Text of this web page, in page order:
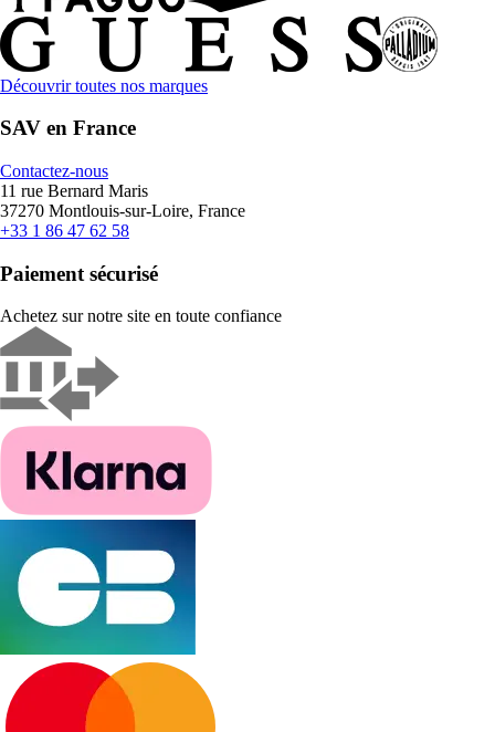
Découvrir toutes nos marques
SAV en France
Contactez-nous
11 rue Bernard Maris
37270 Montlouis-sur-Loire, France
+33 1 86 47 62 58
Paiement sécurisé
Achetez sur notre site en toute confiance